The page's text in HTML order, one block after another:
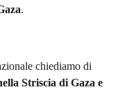
.
chiediamo di
Striscia di Gaza e